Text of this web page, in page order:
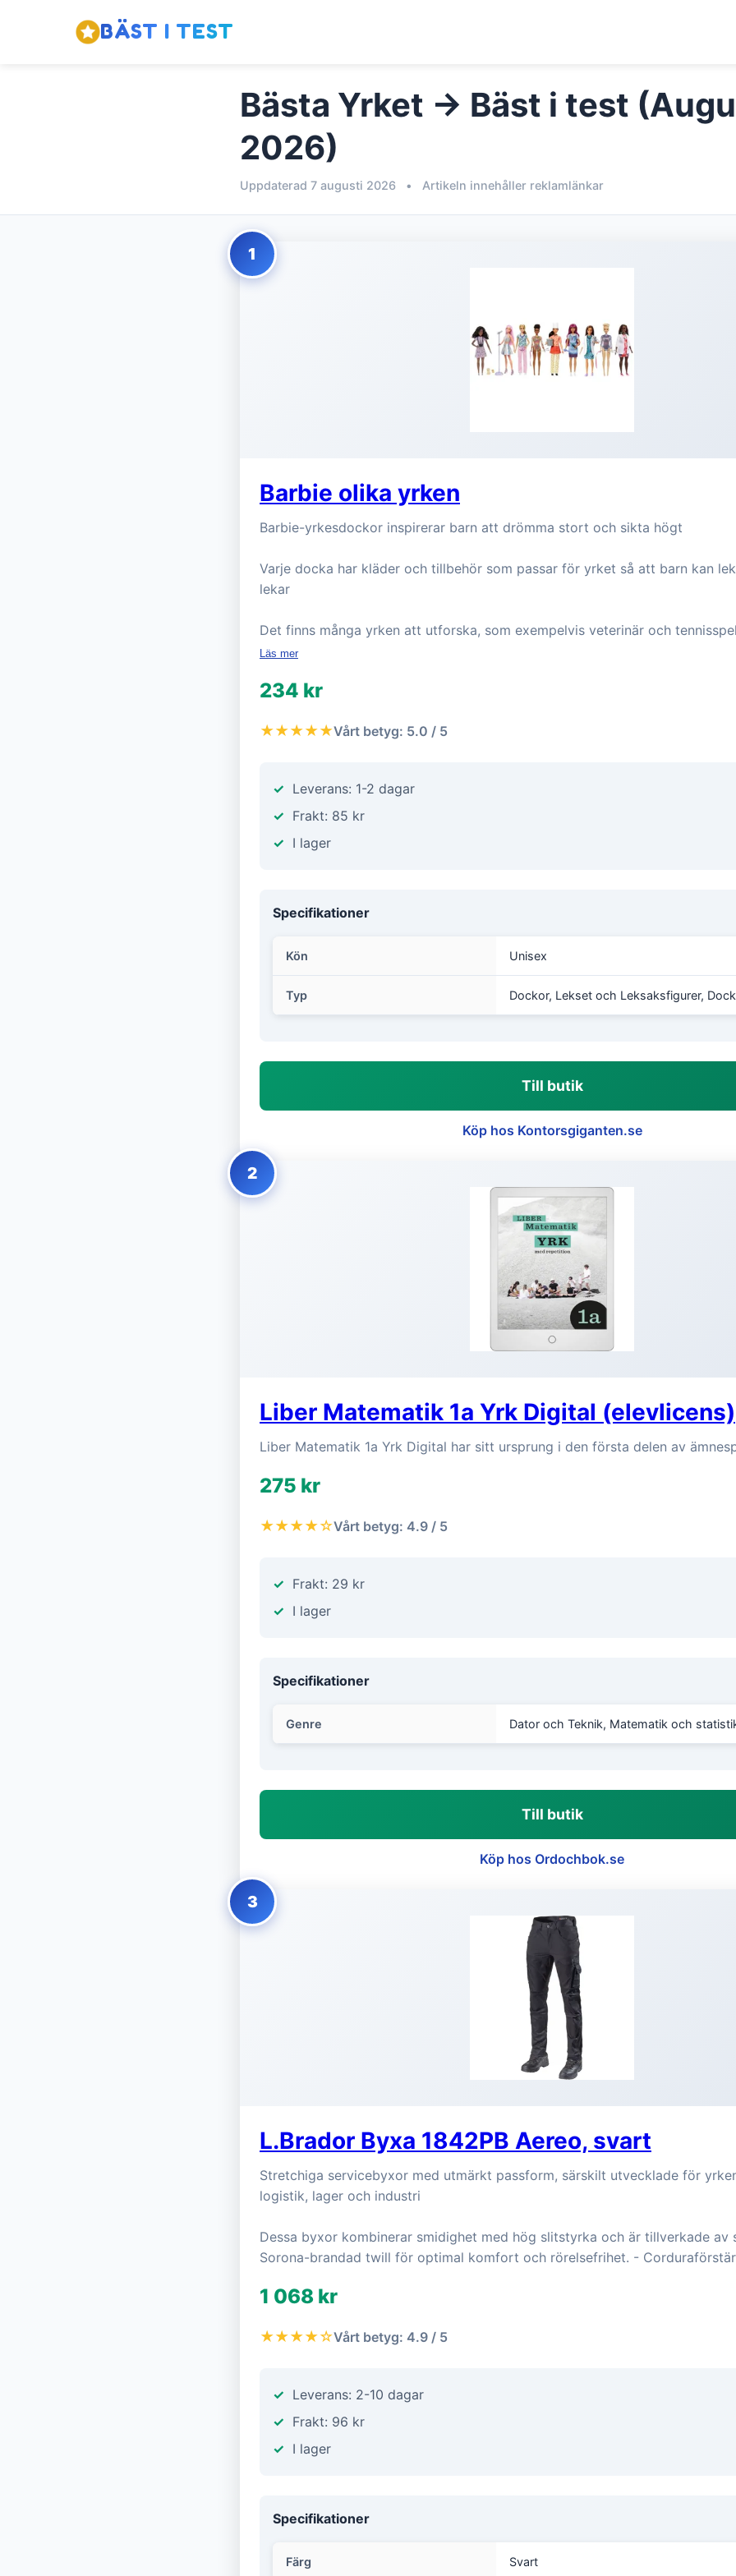
BÄST I TEST
Bästa Yrket → Bäst i test
2026)
Uppdaterad 7 augusti 2026 • Artikeln innehåller reklamlänkar
1
Barbie olika yrken
Barbie-yrkesdockor inspirerar barn att drömma stort och sikta högt
Varje docka har kläder och tillbehör som passar för yrket så att barn kan
lekar
Det finns många yrken att utforska, som exempelvis veterinär och
Läs mer
234 kr
★★★★★Vårt betyg: 5.0 / 5
Leverans: 1-2 dagar
Frakt: 85 kr
I lager
Specifikationer
Kön Unisex
Typ Dockor, Lekset och Leksaksfigurer,
Till butik
Köp hos Kontorsgiganten.se
2
Liber Matematik 1a Yrk Digital (elevlicens)
Liber Matematik 1a Yrk Digital har sitt ursprung i den första delen av
275 kr
★★★★☆Vårt betyg: 4.9 / 5
Frakt: 29 kr
I lager
Specifikationer
Genre Dator och Teknik, Matematik och
Till butik
Köp hos Ordochbok.se
3
L.Brador Byxa 1842PB Aereo, svart
Stretchiga servicebyxor med utmärkt passform, särskilt utvecklade för
logistik, lager och industri
Dessa byxor kombinerar smidighet med hög slitstyrka och är tillverkade av
Sorona-brandad twill för optimal komfort och rörelsefrihet. -
1 068 kr
★★★★☆Vårt betyg: 4.9 / 5
Leverans: 2-10 dagar
Frakt: 96 kr
I lager
Specifikationer
Färg Svart